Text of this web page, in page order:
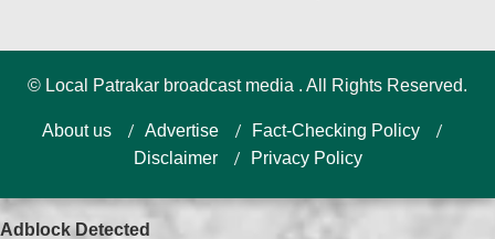
© Local Patrakar broadcast media . All Rights Reserved.
About us Advertise
Fact-Checking Policy
Disclaimer
Privacy Policy
Adblock Detected